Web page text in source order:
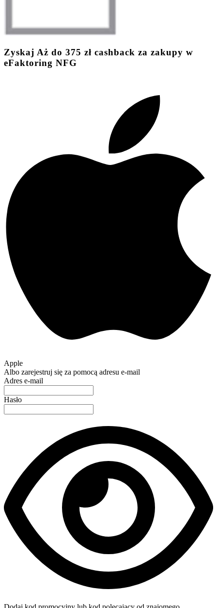
Zyskaj Aż do 375 zł cashback za zakupy w
eFaktoring NFG
Apple
Albo zarejestruj się za pomocą adresu e-mail
Adres e-mail
Hasło